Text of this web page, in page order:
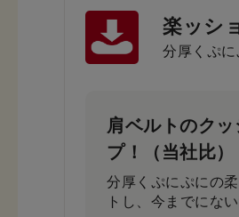
楽ッシ
分厚くぷ
肩ベルトのク
プ！（当社比）
分厚くぷにぷにの
トし、今までにな